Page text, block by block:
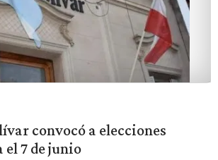
convocó a elecciones
7 de junio